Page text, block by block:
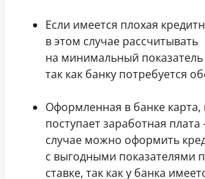
Если имеется плохая
в этом случае рассчитывать
на минимальный показатель
так как банку потребуется
Оформленная в банке карта,
поступает заработная
случае можно оформить
с выгодными показателями
ставке, так как у банка